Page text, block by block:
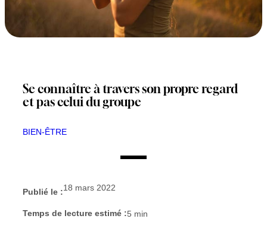
Se connaître à travers son propre regard
et pas celui du groupe
BIEN-ÊTRE
Publié le :18 mars 2022
Temps de lecture estimé :5 min